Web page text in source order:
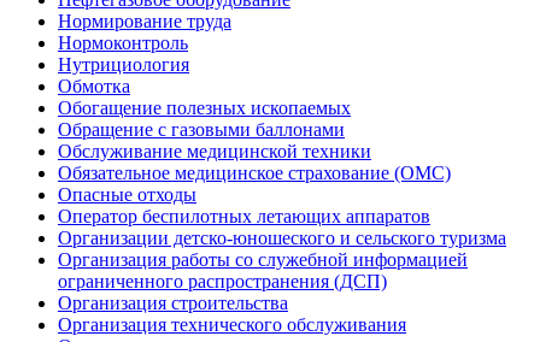
Нормирование труда
Нормоконтроль
Нутрициология
Обмотка
Обогащение полезных ископаемых
Обращение с газовыми баллонами
Обслуживание медицинской техники
Обязательное медицинское страхование (ОМС)
Опасные отходы
Оператор беспилотных летающих аппаратов
Организации детско-юношеского и сельского туризма
Организация работы со служебной информацией
ограниченного распространения (ДСП)
Организация строительства
Организация технического обслуживания